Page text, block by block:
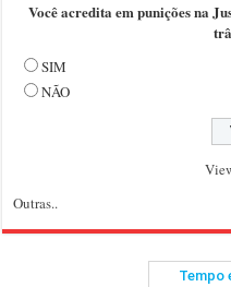
Você acredita em punições na
SIM
NÃO
Outras..